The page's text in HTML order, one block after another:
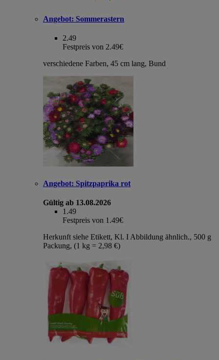
Angebot: Sommerastern
2.49
Festpreis von 2.49€
verschiedene Farben, 45 cm lang, Bund
Angebot: Spitzpaprika rot
Gültig ab 13.08.2026
1.49
Festpreis von 1.49€
Herkunft siehe Etikett, Kl. I Abbildung ähnlich., 500 g
Packung, (1 kg = 2,98 €)